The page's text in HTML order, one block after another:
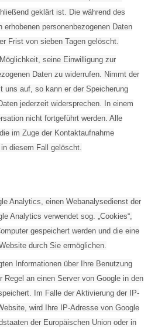
geklärt ist. Die während des
personenbezogenen Daten
Frist von sieben Tagen gelöscht.
seine Einwilligung zur
Daten zu widerrufen. Nimmt der
uns auf, so kann er der Speicherung
jederzeit widersprechen. In einem
nicht fortgeführt werden. Alle
im Zuge der Kontaktaufnahme
diesem Fall gelöscht.
Analytics, einen Webanalysedienst der
Analytics verwendet sog. „Cookies“,
gespeichert werden und die eine
durch Sie ermöglichen.
Informationen über Ihre Benutzung
Regel an einen Server von Google in den
Im Falle der Aktivierung der IP-
wird Ihre IP-Adresse von Google
der Europäischen Union oder in